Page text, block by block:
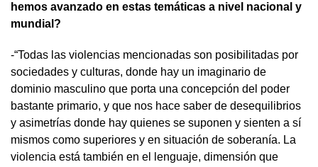
hemos avanzado en estas temáticas a nivel nacional y
mundial?
-“Todas las violencias mencionadas son posibilitadas por
sociedades y culturas, donde hay un imaginario de
dominio masculino que porta una concepción del poder
bastante primario, y que nos hace saber de desequilibrios
y asimetrías donde hay quienes se suponen y sienten a sí
mismos como superiores y en situación de soberanía. La
violencia está también en el lenguaje, dimensión que